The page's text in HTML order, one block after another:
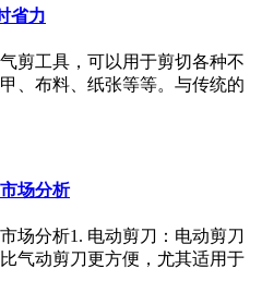
省力
剪工具，可以用于剪切各种不
、布料、纸张等等。与传统的
场分析
场分析1. 电动剪刀：电动剪刀
气动剪刀更方便，尤其适用于